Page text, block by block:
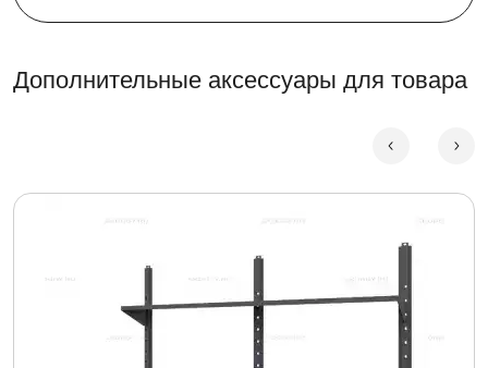
Дополнительные аксессуары для товара